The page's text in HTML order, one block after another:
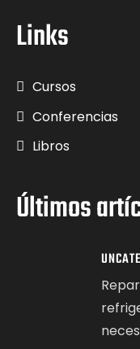
Links
Cursos
Conferencias
Libros
Últimos